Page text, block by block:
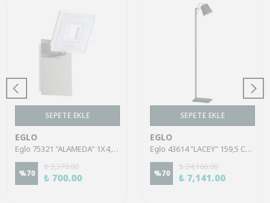
SEPETE EKLE
EGLO
Eglo 75321 "ALAMEDA" 1X4,5W Çelik Nikel Mat Sıva Üstü Spot
%70
₺ 2,370.00
₺ 700.00
SEPETE EKLE
EGLO
Eglo 43614 "LACEY" 159,5 Cm Yüksekliğinde Çelik, Ahşap Köşe Lambası Lambader
%70
₺ 24,166.00
₺ 7,141.00